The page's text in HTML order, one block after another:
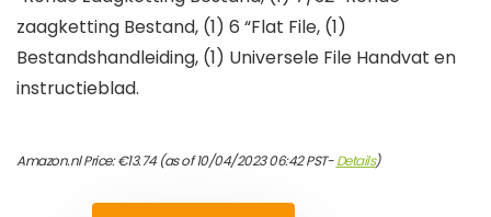
zaagketting Bestand, (1) 6 “Flat File, (1)
Bestandshandleiding, (1) Universele File Handvat en
instructieblad.
Amazon.nl Price:€13.74(as of 10/04/2023 06:42 PST-Details)